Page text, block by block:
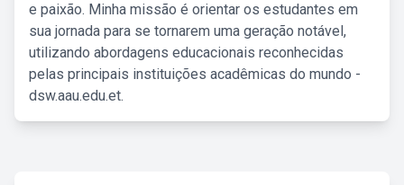
e paixão. Minha missão é orientar os estudantes em
sua jornada para se tornarem uma geração notável,
utilizando abordagens educacionais reconhecidas
pelas principais instituições acadêmicas do mundo -
dsw.aau.edu.et.